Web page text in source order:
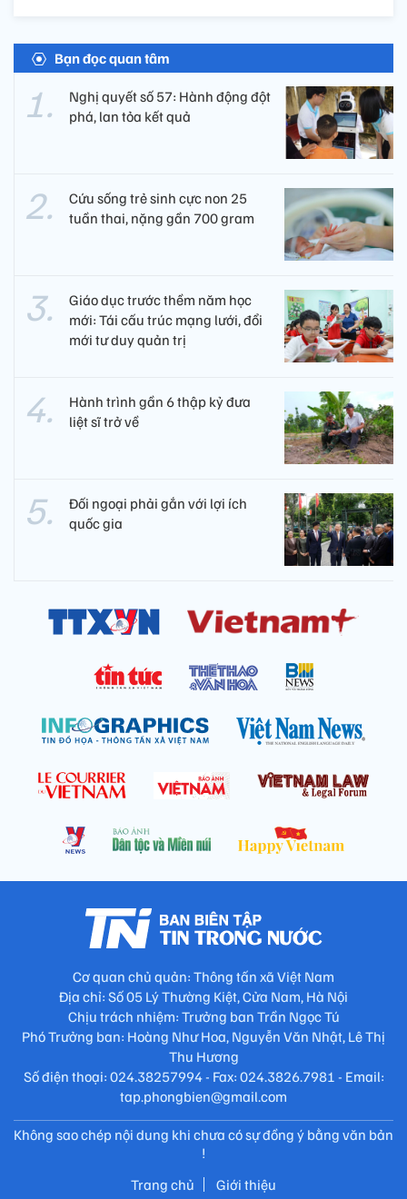
Bạn đọc quan tâm
Nghị quyết số 57: Hành động đột
phá, lan tỏa kết quả
Cứu sống trẻ sinh cực non 25
tuần thai, nặng gần 700 gram
Giáo dục trước thềm năm học
mới: Tái cấu trúc mạng lưới, đổi
mới tư duy quản trị
Hành trình gần 6 thập kỷ đưa
liệt sĩ trở về
Đối ngoại phải gắn với lợi ích
quốc gia
Cơ quan chủ quản: Thông tấn xã Việt Nam
Địa chỉ: Số 05 Lý Thường Kiệt, Cửa Nam, Hà Nội
Chịu trách nhiệm: Trưởng ban Trần Ngọc Tú
Phó Trưởng ban: Hoàng Như Hoa, Nguyễn Văn Nhật, Lê Thị
Thu Hương
Số điện thoại: 024.38257994 - Fax: 024.3826.7981 - Email:
tap.phongbien@gmail.com
Không sao chép nội dung khi chưa có sự đồng ý bằng văn bản
!
Trang chủ
Giới thiệu